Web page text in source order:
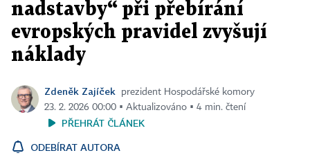
nadstavby“ při přebírání
evropských pravidel zvyšují
náklady
Zdeněk Zajíček
prezident Hospodářské komory
23. 2. 2026 00:00 ▪ Aktualizováno ▪ 4 min. čtení
PŘEHRÁT ČLÁNEK
ODEBÍRAT AUTORA